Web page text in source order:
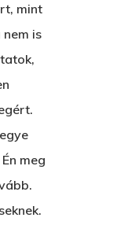
mint
is
meg